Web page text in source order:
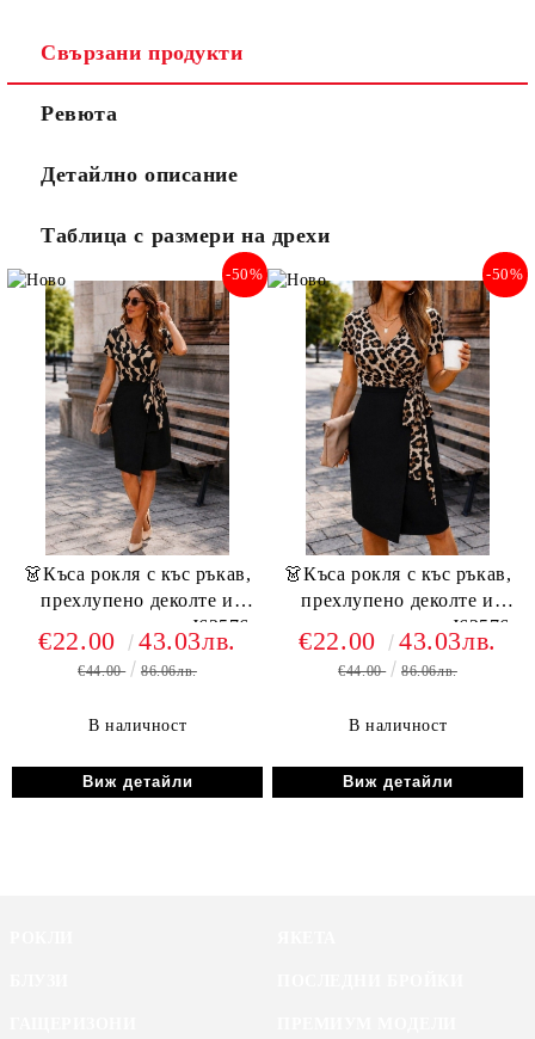
Свързани продукти
Ревюта
Детайлно описание
Таблица с размери на дрехи
👗Къса рокля с къс ръкав,
прехлупено деколте и
колан, в два цвята J62576
-50%
€22.00 43.03лв.
€44.00 86.06лв.
В наличност
Виж детайли
👗Къса рокля с къс ръкав,
прехлупено деколте и
колан, в два цвята J62576
леопард
-50%
€22.00 43.03лв.
€44.00 86.06лв.
В наличност
Виж детайли